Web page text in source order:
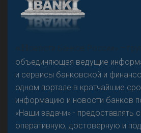
Резкого разворота на рынке
предвидится -
«Н
овости Банков России» –
объединяющая ведущие
и сервисы банковской и
одном портале в кратчайшие
информацию и новости банков
«Наши задачи» - предоставлять
оперативную, достоверную и